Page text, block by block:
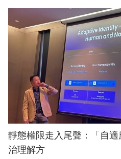
靜態權限走入尾聲：「自
治理解方